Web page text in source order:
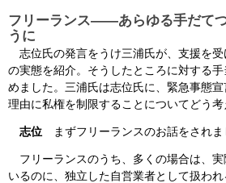
フリーランス――あらゆる手だて
うに
志位氏の発言をうけ三浦氏が、支援を受
の実態を紹介。そうしたところに対する
めました。三浦氏は志位氏に、緊急事態
理由に私権を制限することについてどう考
志位 まずフリーランスのお話をされま
フリーランスのうち、多くの場合は、
いるのに、独立した自営業者として扱わ